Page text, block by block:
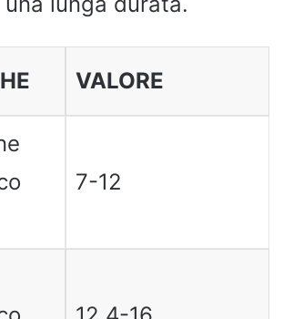
VALORE
7-12